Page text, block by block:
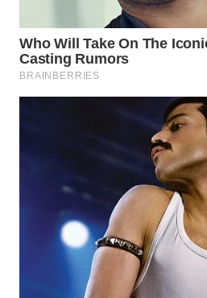
METRO
SIANTAR
NEWS
METRO
NEWS